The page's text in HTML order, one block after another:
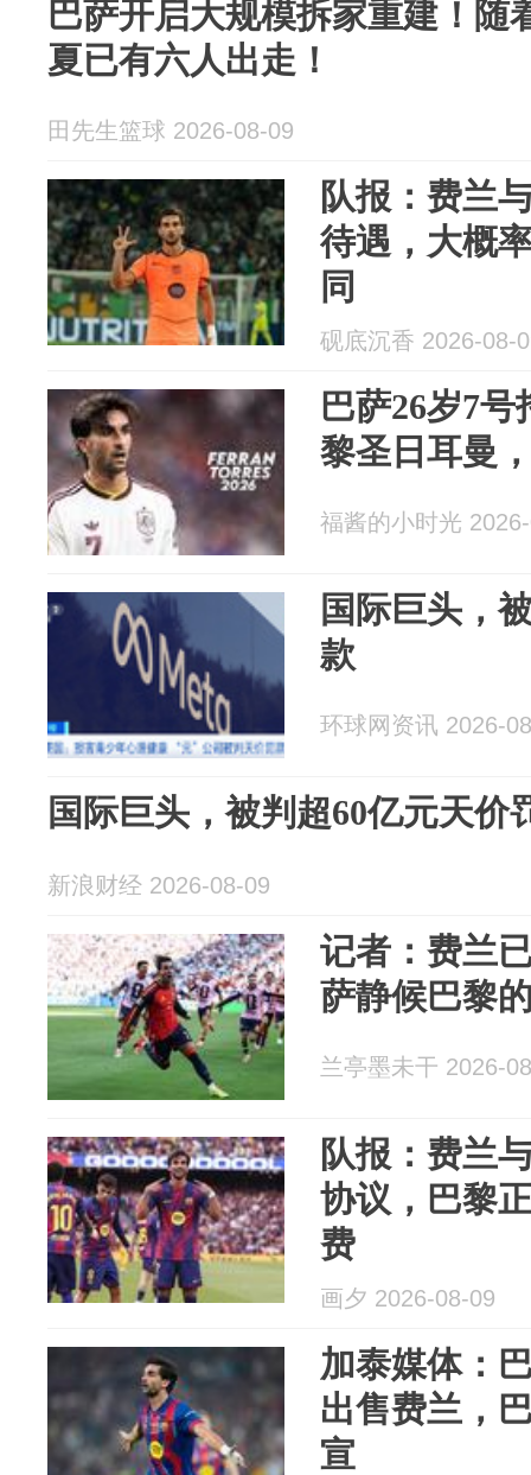
巴萨开启大规模拆家重建！随
夏已有六人出走！
田先生篮球 2026-08-09
队报：费兰
待遇，大概
同
砚底沉香 2026-08-
巴萨26岁7
黎圣日耳曼
福酱的小时光
国际巨头，
款
环球网资讯 2026-
国际巨头，被判超60亿元天价
新浪财经 2026-08-09
记者：费兰
萨静候巴黎
兰亭墨未干 2026-
队报：费兰
协议，巴黎
费
画夕 2026-08-09
加泰媒体：
出售费兰，
宣